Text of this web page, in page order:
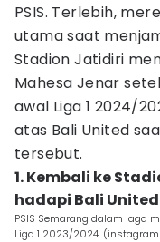
PSIS. Terlebih,
utama saat
Stadion Jatidiri
Mahesa Jenar
awal Liga 1 2024/
atas Bali United
tersebut.
1. Kembali ke
hadapi Bali United
PSIS Semarang dalam laga
Liga 1 2023/2024.